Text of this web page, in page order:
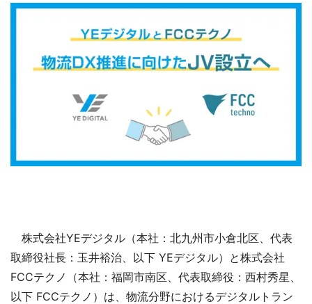
株式会社YEデジタル（本社：北九州市小倉北区、代表
取締役社長：玉井裕治、以下 YEデジタル）と株式会社
FCCテクノ（本社：福岡市南区、代表取締役：西村秀星、
以下 FCCテクノ）は、物流分野におけるデジタルトラン